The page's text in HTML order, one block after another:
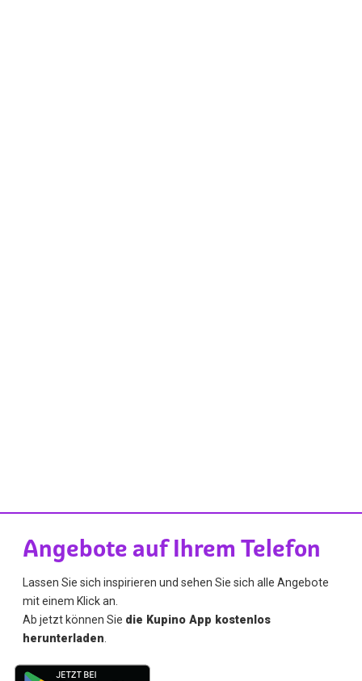
Angebote auf Ihrem Telefon
Lassen Sie sich inspirieren und sehen Sie sich alle Angebote
mit einem Klick an.
Ab jetzt können Sie die Kupino App kostenlos
herunterladen